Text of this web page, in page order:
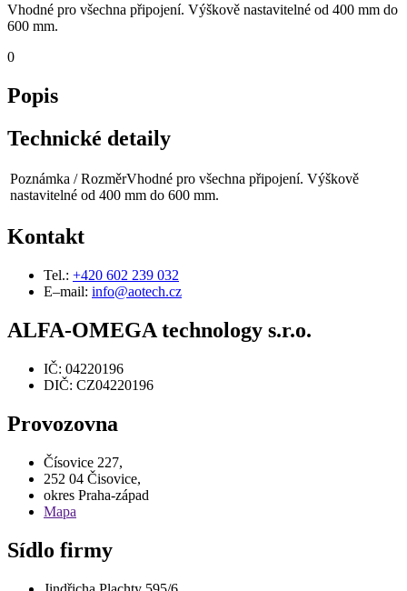
Vhodné pro všechna připojení. Výškově nastavitelné od 400 mm do
600 mm.
0
Popis
Technické detaily
Poznámka / RozměrVhodné pro všechna připojení. Výškově
nastavitelné od 400 mm do 600 mm.
Kontakt
Tel.: +420 602 239 032
E–mail: info@aotech.cz
ALFA-OMEGA technology s.r.o.
IČ: 04220196
DIČ: CZ04220196
Provozovna
Čísovice 227,
252 04 Čisovice,
okres Praha-západ
Mapa
Sídlo firmy